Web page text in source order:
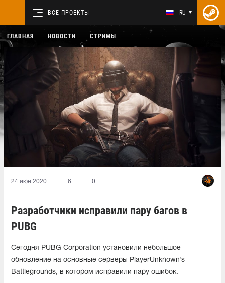
ВСЕ ПРОЕКТЫ RU
ГЛАВНАЯ НОВОСТИ СТРИМЫ
24 июн 2020 6 0
Разработчики исправили пару багов в
PUBG
Сегодня PUBG Corporation установили небольшое
обновление на основные серверы PlayerUnknown’s
Battlegrounds, в котором исправили пару ошибок.